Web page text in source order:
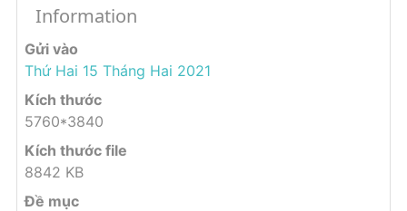
Information
Gửi vào
Thứ Hai 15 Tháng Hai 2021
Kích thước
5760*3840
Kích thước file
8842 KB
Đề mục